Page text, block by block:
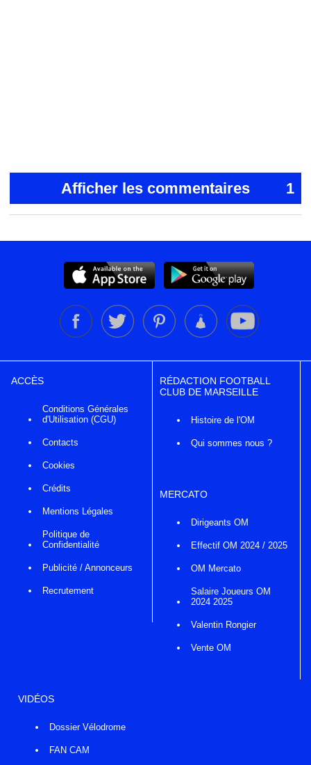
Afficher les commentaires 1
ACCÈS
Conditions Générales
d'Utilisation (CGU)
Contacts
Cookies
Crédits
Mentions Légales
Politique de
Confidentialité
Publicité / Annonceurs
Recrutement
RÉDACTION FOOTBALL
CLUB DE MARSEILLE
Histoire de l'OM
Qui sommes nous ?
MERCATO
Dirigeants OM
Effectif OM 2024 / 2025
OM Mercato
Salaire Joueurs OM
2024 2025
Valentin Rongier
Vente OM
VIDÉOS
Dossier Vélodrome
FAN CAM